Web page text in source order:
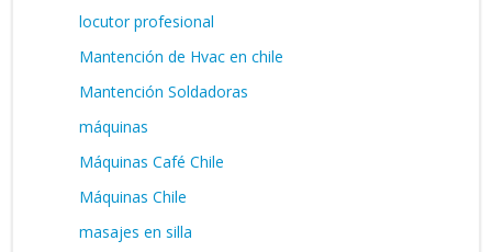
locutor profesional
Mantención de Hvac en chile
Mantención Soldadoras
máquinas
Máquinas Café Chile
Máquinas Chile
masajes en silla